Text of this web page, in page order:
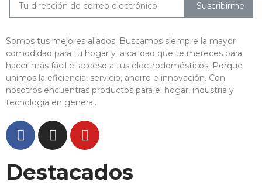
Suscribirme
Somos tus mejores aliados. Buscamos siempre la mayor
comodidad para tu hogar y la calidad que te mereces para
hacer más fácil el acceso a tus electrodomésticos. Porque
unimos la eficiencia, servicio, ahorro e innovación. Con
nosotros encuentras productos para el hogar, industria y
tecnología en general.
Destacados